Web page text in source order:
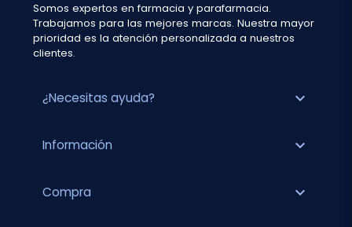
Somos expertos en farmacia y parafarmacia.
Trabajamos para las mejores marcas. Nuestra mayor
prioridad es la atención personalizada a nuestros
clientes.
¿Necesitas ayuda? expand_more
Información expand_more
Compra expand_more